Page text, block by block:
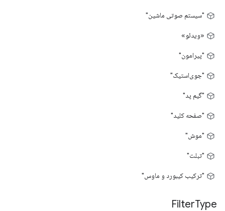
"سیستم صوتی ماشین"
«ویدئو»
"پیرامون"
"جوی‌استیک"
"گیم پد"
"صفحه کلید"
"موش"
"تبلت"
"ترکیب کیبورد و ماوس"
FilterType